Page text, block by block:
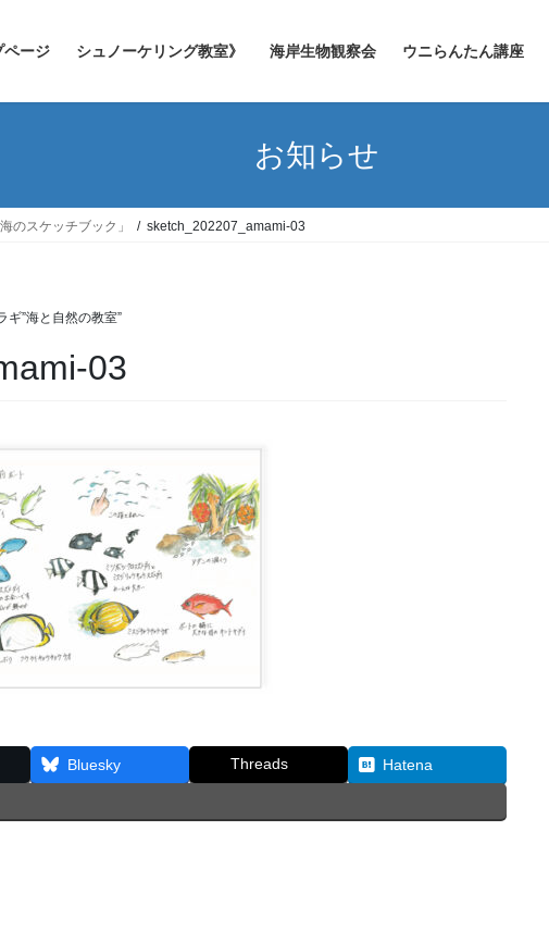
ページ シュノーケリング教室》 海岸生物観察会 ウニらんたん講座
お知らせ
のスケッチブック」 sketch_202207_amami-03
ギ”海と自然の教室”
03
Bluesky Threads Hatena